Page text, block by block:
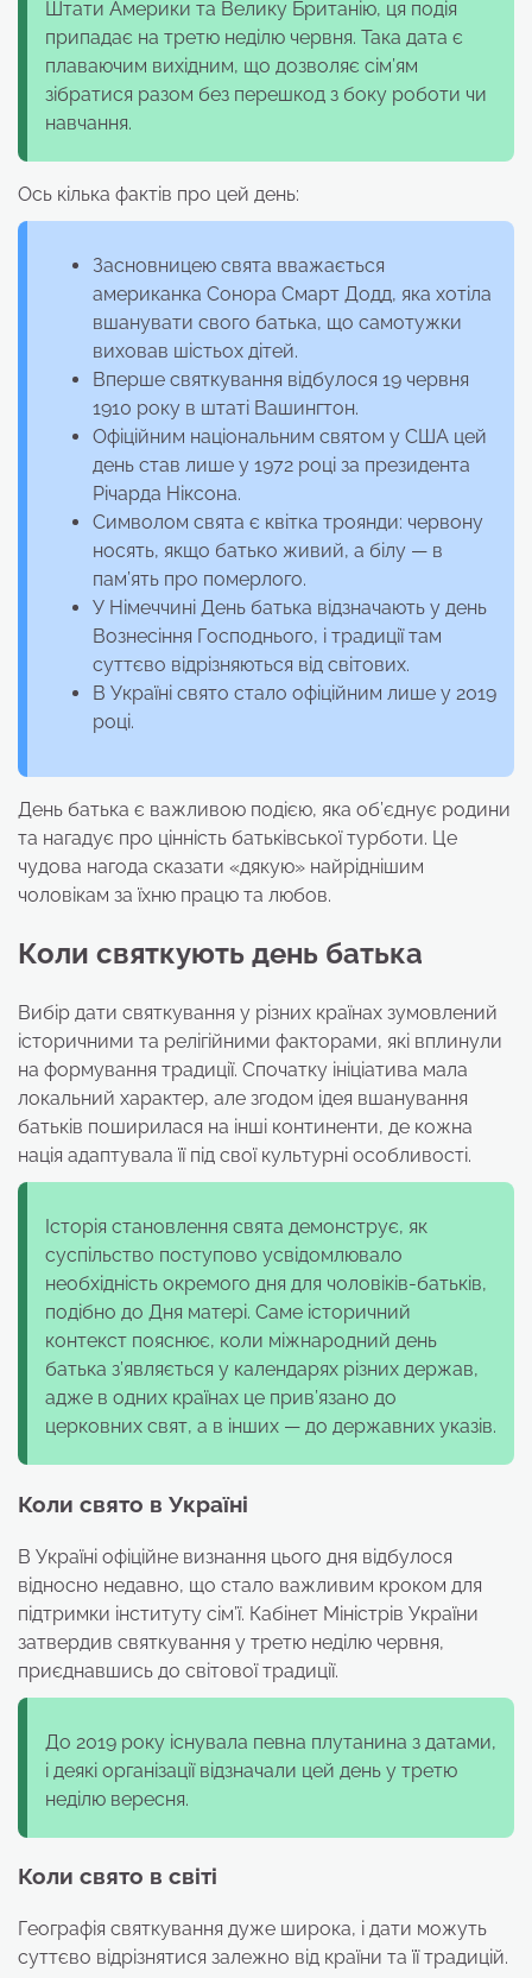
Штати Америки та Велику Британію, ця подія
припадає на третю неділю червня. Така дата є
плаваючим вихідним, що дозволяє сім’ям
зібратися разом без перешкод з боку роботи чи
навчання.
Ось кілька фактів про цей день:
Засновницею свята вважається
американка Сонора Смарт Додд, яка хотіла
вшанувати свого батька, що самотужки
виховав шістьох дітей.
Вперше святкування відбулося 19 червня
1910 року в штаті Вашингтон.
Офіційним національним святом у США цей
день став лише у 1972 році за президента
Річарда Ніксона.
Символом свята є квітка троянди: червону
носять, якщо батько живий, а білу — в
пам’ять про померлого.
У Німеччині День батька відзначають у день
Вознесіння Господнього, і традиції там
суттєво відрізняються від світових.
В Україні свято стало офіційним лише у 2019
році.
День батька є важливою подією, яка об’єднує родини
та нагадує про цінність батьківської турботи. Це
чудова нагода сказати «дякую» найріднішим
чоловікам за їхню працю та любов.
Коли святкують день батька
Вибір дати святкування у різних країнах зумовлений
історичними та релігійними факторами, які вплинули
на формування традиції. Спочатку ініціатива мала
локальний характер, але згодом ідея вшанування
батьків поширилася на інші континенти, де кожна
нація адаптувала її під свої культурні особливості.
Історія становлення свята демонструє, як
суспільство поступово усвідомлювало
необхідність окремого дня для чоловіків-батьків,
подібно до Дня матері. Саме історичний
контекст пояснює, коли міжнародний день
батька з’являється у календарях різних держав,
адже в одних країнах це прив’язано до
церковних свят, а в інших — до державних указів.
Коли свято в Україні
В Україні офіційне визнання цього дня відбулося
відносно недавно, що стало важливим кроком для
підтримки інституту сім’ї. Кабінет Міністрів України
затвердив святкування у третю неділю червня,
приєднавшись до світової традиції.
До 2019 року існувала певна плутанина з датами,
і деякі організації відзначали цей день у третю
неділю вересня.
Коли свято в світі
Географія святкування дуже широка, і дати можуть
суттєво відрізнятися залежно від країни та її традицій.